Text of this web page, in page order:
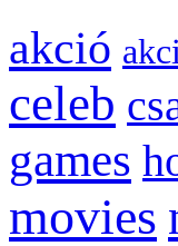
akció
celeb
games
movies